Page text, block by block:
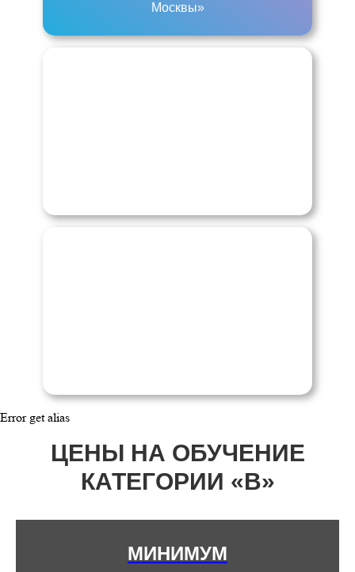
Москвы»
Error get alias
ЦЕНЫ НА ОБУЧЕНИЕ
КАТЕГОРИИ «В»
МИНИМУМ